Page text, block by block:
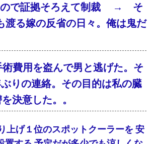
ので証拠そろえて制裁 → そ
渡る嫁の反省の日々。俺は鬼だ
費用を盗んで男と逃げた。そ
りの連絡。その目的は私の臓
決意した。。
上げ１位のスポットクーラーを 安